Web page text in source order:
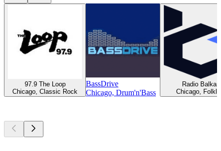
97.9 The Loop
Chicago, Classic Rock
BassDrive
Chicago, Drum'n'Bass
Radio Balkan
Chicago,